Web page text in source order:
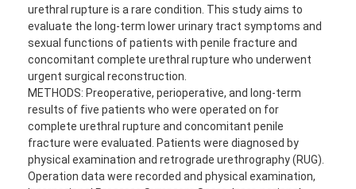
urethral rupture is a rare condition. This study aims to
evaluate the long-term lower urinary tract symptoms and
sexual functions of patients with penile fracture and
concomitant complete urethral rupture who underwent
urgent surgical reconstruction.
METHODS: Preoperative, perioperative, and long-term
results of five patients who were operated on for
complete urethral rupture and concomitant penile
fracture were evaluated. Patients were diagnosed by
physical examination and retrograde urethrography (RUG).
Operation data were recorded and physical examination,